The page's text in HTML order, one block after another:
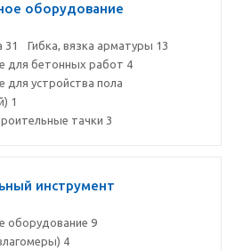
оборудование
31 Гибка, вязка арматуры 13
для бетонных работ 4
для устройства пола
1
тачки 3
инструмент
оборудование 9
4